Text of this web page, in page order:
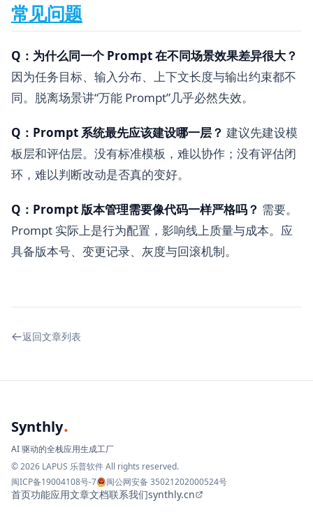
常见问题
Q：为什么同一个 Prompt 在不同场景效果差异很大？
因为任务目标、输入分布、上下文长度与输出约束都不
同。脱离场景讲“万能 Prompt”几乎必然失效。
Q：Prompt 系统最先应该建设哪一层？ 建议先建设模
板层和评估层。没有标准模板，难以协作；没有评估闭
环，难以判断改动是否真的变好。
Q：Prompt 版本管理需要像代码一样严格吗？ 需要。
Prompt 实际上是行为配置，影响线上质量与成本。应
具备版本号、变更记录、灰度与回滚机制。
返回文章列表
Synthly.
AI 驱动的全栈应用生成工厂
© 2026 LAPUS 乐普软件 All rights reserved.
闽ICP备19004108号-7
闽公网安备 35021202000524号
首页功能应用文章文档联系我们synthly.cn